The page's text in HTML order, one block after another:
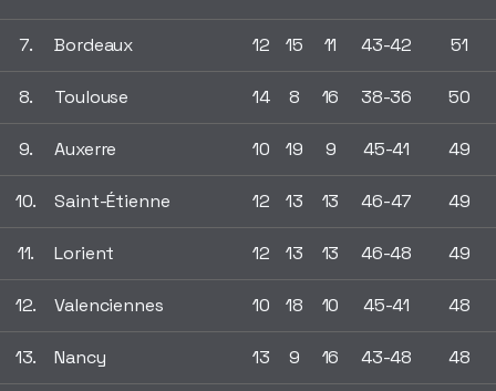
7. Bordeaux 12 15 11 43-42 51
8. Toulouse 14 8 16 38-36 50
9. Auxerre 10 19 9 45-41 49
10. Saint-Étienne 12 13 13 46-47 49
11. Lorient 12 13 13 46-48 49
12. Valenciennes 10 18 10 45-41 48
13. Nancy 13 9 16 43-48 48